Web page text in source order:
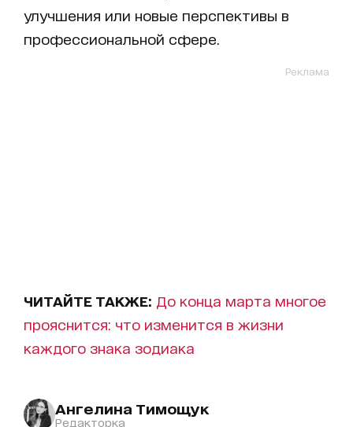
улучшения или новые перспективы в
профессиональной сфере.
Реклама
ЧИТАЙТЕ ТАКЖЕ: До конца марта многое
прояснится: что изменится в жизни
каждого знака зодиака
Ангелина Тимощук
Редакторка